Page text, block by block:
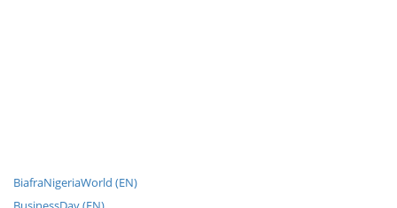
BiafraNigeriaWorld (EN)